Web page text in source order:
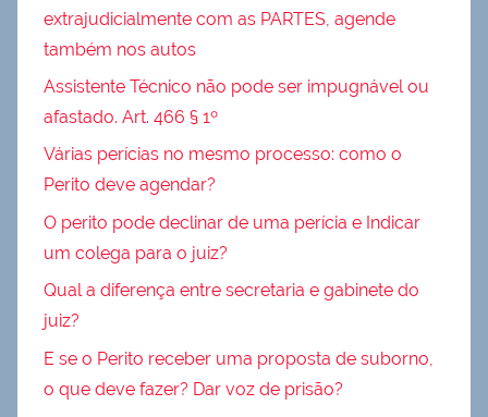
extrajudicialmente com as PARTES, agende
também nos autos
Assistente Técnico não pode ser impugnável ou
afastado. Art. 466 § 1º
Várias perícias no mesmo processo: como o
Perito deve agendar?
O perito pode declinar de uma perícia e Indicar
um colega para o juiz?
Qual a diferença entre secretaria e gabinete do
juiz?
E se o Perito receber uma proposta de suborno,
o que deve fazer? Dar voz de prisão?